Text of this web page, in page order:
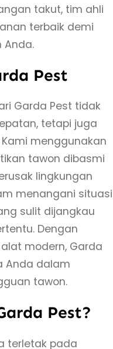
takut, tim ahli
terbaik demi
Anda.
Pest
Garda Pest tidak
tetapi juga
menggunakan
tawon dibasmi
lingkungan
menangani situasi
sulit dijangkau
Dengan
modern, Garda
Anda dalam
tawon.
Pest?
terletak pada